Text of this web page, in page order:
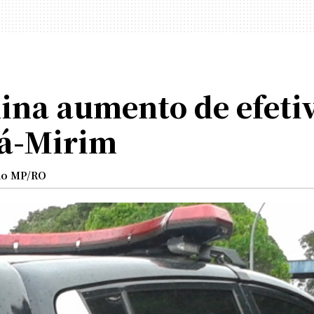
aumento de
Mirim
MP/RO